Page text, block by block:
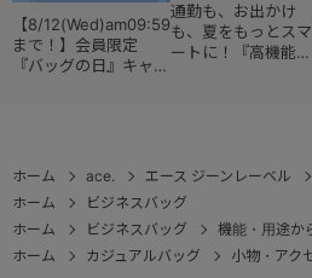
【8/12(Wed)am09:59
まで！】会員限定
『バッグの日』キャン
通勤も、お出かけ
も、夏をもっとスマ
ートに！『高機能レ
ホーム ace. エース ジーンレーベル
ホーム
ビジネスバッグ
ホーム
ビジネスバッグ 機能・用途か
ホーム
カジュアルバッグ 小物・アク